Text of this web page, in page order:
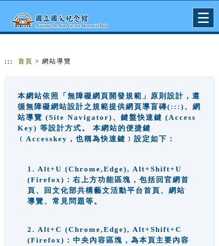
::: 首頁 > 網站導覽
本網站依照「無障礙網頁開發規範」原則設計，遵
循無障礙網站設計之規範提供網頁導盲磚(:::)、網
站導覽 (Site Navigator)、鍵盤快速鍵 (Access
Key) 等設計方式。 本網站的便捷鍵
﹝Accesskey，也稱為快速鍵﹞設定如下：
1. Alt+U (Chrome,Edge), Alt+Shift+U
(Firefox)：右上方功能區塊，包括回官網首
頁、回文化部共構藝文活動平台首頁、網站
導覽、常見問題等。
2. Alt+C (Chrome,Edge), Alt+Shift+C
(Firefox)：中央內容區塊，為本頁主要內容